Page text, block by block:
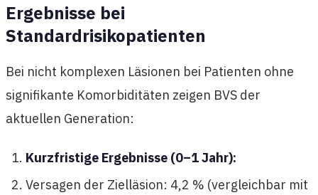
Ergebnisse bei
Standardrisikopatienten
Bei nicht komplexen Läsionen bei Patienten ohne
signifikante Komorbiditäten zeigen BVS der
aktuellen Generation:
Kurzfristige Ergebnisse (0–1 Jahr):
Versagen der Zielläsion: 4,2 % (vergleichbar mit